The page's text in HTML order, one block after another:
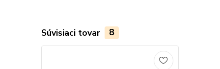
Súvisiaci tovar 8